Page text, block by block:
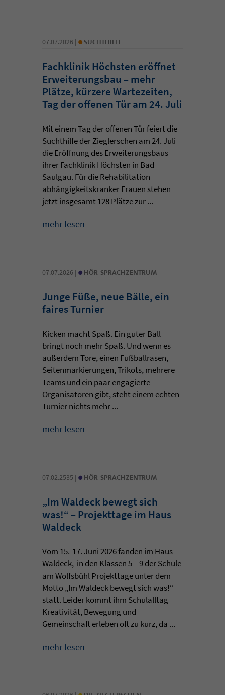
07.07.2026 | • SUCHTHILFE
Fachklinik Höchsten eröffnet
Erweiterungsbau – mehr
Plätze, kürzere Wartezeiten,
Tag der offenen Tür am 24. Juli
Mit einem Tag der offenen Tür feiert die
Suchthilfe der Zieglerschen am 24. Juli
die Eröffnung des Erweiterungsbaus
ihrer Fachklinik Höchsten in Bad
Saulgau. Für die Rehabilitation
abhängigkeitskranker Frauen stehen
jetzt insgesamt 128 Plätze zur ...
mehr lesen
07.07.2026 | • HÖR-SPRACHZENTRUM
Junge Füße, neue Bälle, ein
faires Turnier
Kicken macht Spaß. Ein guter Ball
bringt noch mehr Spaß. Und wenn es
außerdem Tore, einen Fußballrasen,
Seitenmarkierungen, Trikots, mehrere
Teams und ein paar engagierte
Organisatoren gibt, steht einem echten
Turnier nichts mehr ...
mehr lesen
07.02.2535 | • HÖR-SPRACHZENTRUM
„Im Waldeck bewegt sich
was!“ – Projekttage im Haus
Waldeck
Vom 15.-17. Juni 2026 fanden im Haus
Waldeck, in den Klassen 5 – 9 der Schule
am Wolfsbühl Projekttage unter dem
Motto „Im Waldeck bewegt sich was!“
statt. Leider kommt ihm Schulalltag
Kreativität, Bewegung und
Gemeinschaft erleben oft zu kurz, da ...
mehr lesen